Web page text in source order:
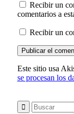
Recibir un
comentarios a
Recibir un
Este sitio usa
se procesan los